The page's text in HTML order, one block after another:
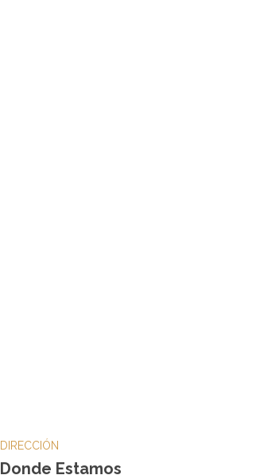
DIRECCIÓN
Donde Estamos